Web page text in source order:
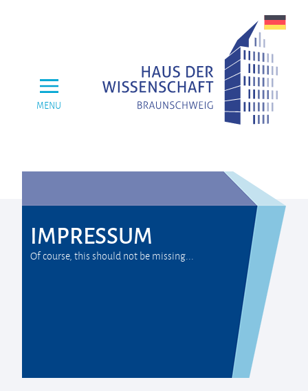
MENU
IMPRESSUM
Of course, this should not be missing...